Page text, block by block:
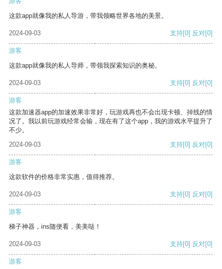
这款app就像我的私人导游，带我领略世界各地的美景。
2024-09-03 支持[0] 反对[0]
游客
这款app就像我的私人导师，带领我探索知识的奥秘。
2024-09-03 支持[0] 反对[0]
游客
这款加速器app的加速效果非常好，玩游戏再也不会出现卡顿、掉线的情
况了。我以前玩游戏经常会输，现在有了这个app，我的游戏水平提升了
不少。
2024-09-03
支持[0] 反对[0]
游客
这款软件的价格非常实惠，值得推荐。
2024-09-03 支持[0] 反对[0]
游客
梯子神器，ins随便看，美美哒！
2024-09-03 支持[0] 反对[0]
游客